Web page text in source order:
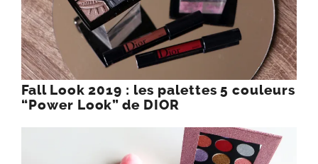
Fall Look 2019 : les palettes 5 couleurs
“Power Look” de DIOR